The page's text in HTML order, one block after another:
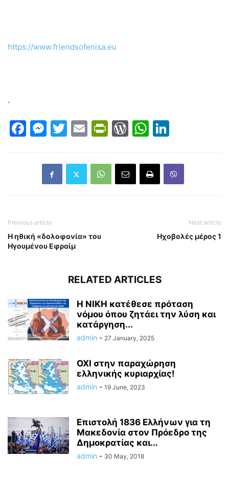
https://www.friendsofenisa.eu
.
Facebook
Messenger
Twitter
EmailPrintFriendly
WordPress
WhatsApp
Previous article
Η ηθική «δολοφονία» του
Ηγουμένου Εφραίμ
Next article
Ηχοβολές μέρος 1
RELATED ARTICLES
Η ΝΙΚΗ κατέθεσε πρόταση
νόμου όπου ζητάει την λύση και
κατάργηση...
admin - 27 January, 2025
ΟΧΙ στην παραχώρηση
ελληνικής κυριαρχίας!
admin - 19 June, 2023
Επιστολή 1836 Ελλήνων για τη
Μακεδονία στον Πρόεδρο της
Δημοκρατίας και...
admin - 30 May, 2018